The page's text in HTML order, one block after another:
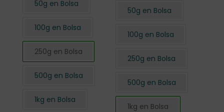
50g en Bolsa
100g en Bolsa
250g en Bolsa
500g en Bolsa
1kg en Bolsa
50g en Bolsa
100g en Bolsa
250g en Bolsa
500g en Bolsa
1kg en Bolsa